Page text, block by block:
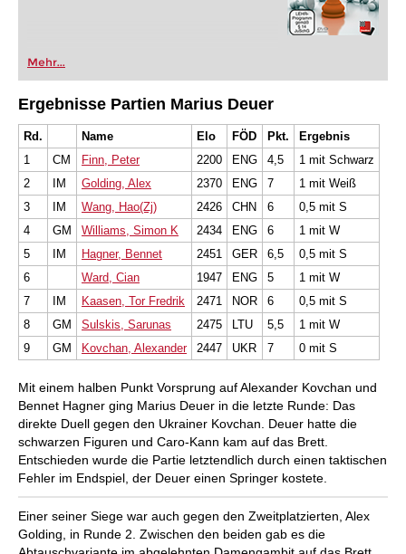
Mehr...
Ergebnisse Partien Marius Deuer
Rd. Name Elo FÖD Pkt.
Ergebnis
1
CM Finn, Peter 2200 ENG 4,5
1 mit Schwarz
2
IM Golding, Alex 2370 ENG 7
1 mit Weiß
3
IM Wang, Hao(Zj) 2426 CHN 6
0,5 mit S
4
GM Williams, Simon K 2434 ENG 6
1 mit W
5
IM Hagner, Bennet 2451 GER 6,5
0,5 mit S
6
Ward, Cian 1947 ENG 5
1 mit W
7
IM Kaasen, Tor Fredrik 2471 NOR 6
0,5 mit S
8
GM Sulskis, Sarunas 2475 LTU 5,5
1 mit W
9
GM Kovchan, Alexander 2447 UKR 7 0 mit S
Mit einem halben Punkt Vorsprung auf Alexander Kovchan und
Bennet Hagner ging Marius Deuer in die letzte Runde: Das
direkte Duell gegen den Ukrainer Kovchan. Deuer hatte die
schwarzen Figuren und Caro-Kann kam auf das Brett.
Entschieden wurde die Partie letztendlich durch einen taktischen
Fehler im Endspiel, der Deuer einen Springer kostete.
Einer seiner Siege war auch gegen den Zweitplatzierten, Alex
Golding, in Runde 2. Zwischen den beiden gab es die